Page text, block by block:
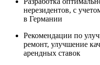
нерезидентов, с
в Германии
Рекомендации по
ремонт, улучшение
арендных ставок